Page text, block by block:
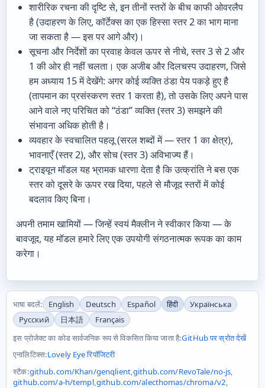
शारीरिक रचना की दृष्टि से, इन तीनों स्तरों के बीच काफी ओवरलैप
है (उदाहरण के लिए, कॉर्टेक्स का एक हिस्सा स्तर 2 का भाग माना
जा सकता है — इस पर आगे और)।
सूचना और निर्देशों का प्रवाह केवल ऊपर से नीचे, स्तर 3 से 2 और
1 की ओर ही नहीं चलता। एक अजीब और दिलचस्प उदाहरण, जिसे
हम अध्याय 15 में देखेंगे: अगर कोई व्यक्ति ठंडा पेय पकड़े हुए है
(तापमान का प्रसंस्करण स्तर 1 करता है), तो उसके लिए अपने पास
आने वाले नए परिचित को “ठंडा” व्यक्ति (स्तर 3) समझने की
संभावना अधिक होती है।
व्यवहार के स्वचालित पहलू (सरल शब्दों में — स्तर 1 का क्षेत्र),
भावनाएँ (स्तर 2), और सोच (स्तर 3) अविभाज्य हैं।
ट्राइयून मॉडल यह भ्रामक धारणा देता है कि उत्क्रांति ने बस एक
स्तर को दूसरे के ऊपर रख दिया, पहले से मौजूद स्तरों में कोई
बदलाव किए बिना।
अपनी तमाम खामियों — जिन्हें स्वयं मैक्लीन ने स्वीकार किया — के
बावजूद, यह मॉडल हमारे लिए एक उपयोगी संगठनात्मक रूपक का काम
करेगा।
भाषा बदलें: English Deutsch Español हिंदी
Українська
Русский
日本語
Français
इस प्रोजेक्ट का कोड सार्वजनिक रूप से विकसित किया जाता है:GitHub पर स्रोत देखें
एनालिटिक्स:Lovely Eye रिपॉजिटरी
स्टैक:github.com/Khan/genqlient,github.com/RevoTale/no-js,
github.com/a-h/templ,github.com/alecthomas/chroma/v2,